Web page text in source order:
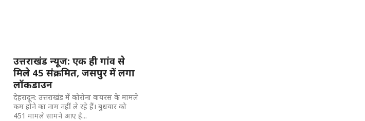
उत्तराखंड न्यूज: एक ही गांव से
मिले 45 संक्रमित, जसपुर में लगा
लॉकडाउन
देहरादून: उत्तराखंड में कोरोना वायरस के मामले
कम होने का नाम नहीं ले रहे हैं। बुधवार को
451 मामले सामने आए है...